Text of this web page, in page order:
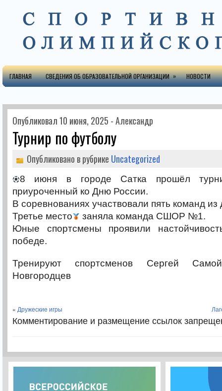
ГЛАВНАЯ СВЕДЕНИЯ ОБ ОБРАЗОВАТЕЛЬНОЙ ОРГАНИЗАЦИИ » НОВОСТИ
Опубликовал 10 июня, 2025 - Александр
Турнир по футболу
Опубликовано в рубрике Uncategorized
8 июня в городе Сатка прошёл
приуроченный ко Дню России.
В соревнованиях участвовали пять команд из
Третье место
заняла команда СШОР №1.
Юные спортсмены проявили
победе.
Тренируют спортсменов Сергей
Новгородцев
« Дружеские игры
Комментирование и размещение ссылок